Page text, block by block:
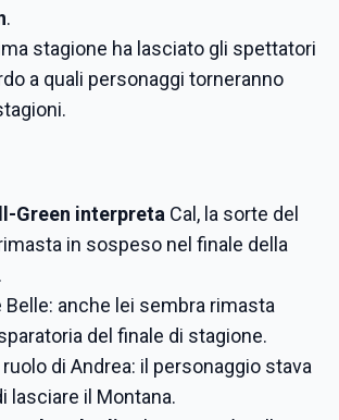
.
stagione ha lasciato gli spettatori
a quali personaggi torneranno
Green interpreta Cal, la sorte del
in sospeso nel finale della
Belle: anche lei sembra rimasta
del finale di stagione.
di Andrea: il personaggio stava
lasciare il Montana.